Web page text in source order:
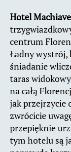
Hotel
centrum
Ładny wystrój,
śniadanie
taras
na całą
jak przejrzycie
zwrócicie
przepięknie
tym hotelu są